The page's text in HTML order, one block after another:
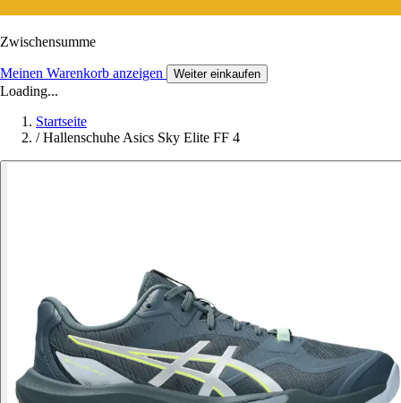
Zwischensumme
Meinen Warenkorb anzeigen Weiter einkaufen
Loading...
Startseite
/ Hallenschuhe Asics Sky Elite FF 4